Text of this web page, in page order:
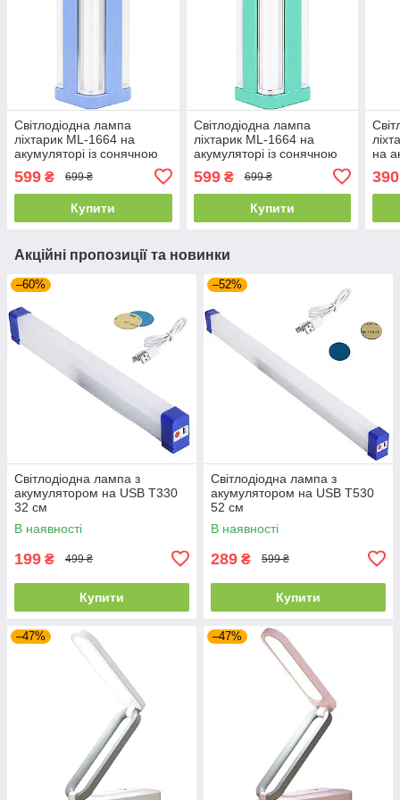
Світлодіодна лампа
ліхтарик ML-1664 на
акумуляторі із сонячною
велика
599 ₴ 699 ₴
Купити
Світлодіодна лампа
ліхтарик ML-1664 на
акумуляторі із сонячною
батареєю, бірюза велика
599₴ 699 ₴
Купити
на
Акційні пропозиції та новинки
–60%
Світлодіодна лампа з
акумулятором на USB T330
32 см
В наявності
199 ₴ 499 ₴
Купити
–52%
Світлодіодна лампа з
акумулятором на USB T530
52 см
В наявності
289 ₴ 599 ₴
Купити
–47% –47%